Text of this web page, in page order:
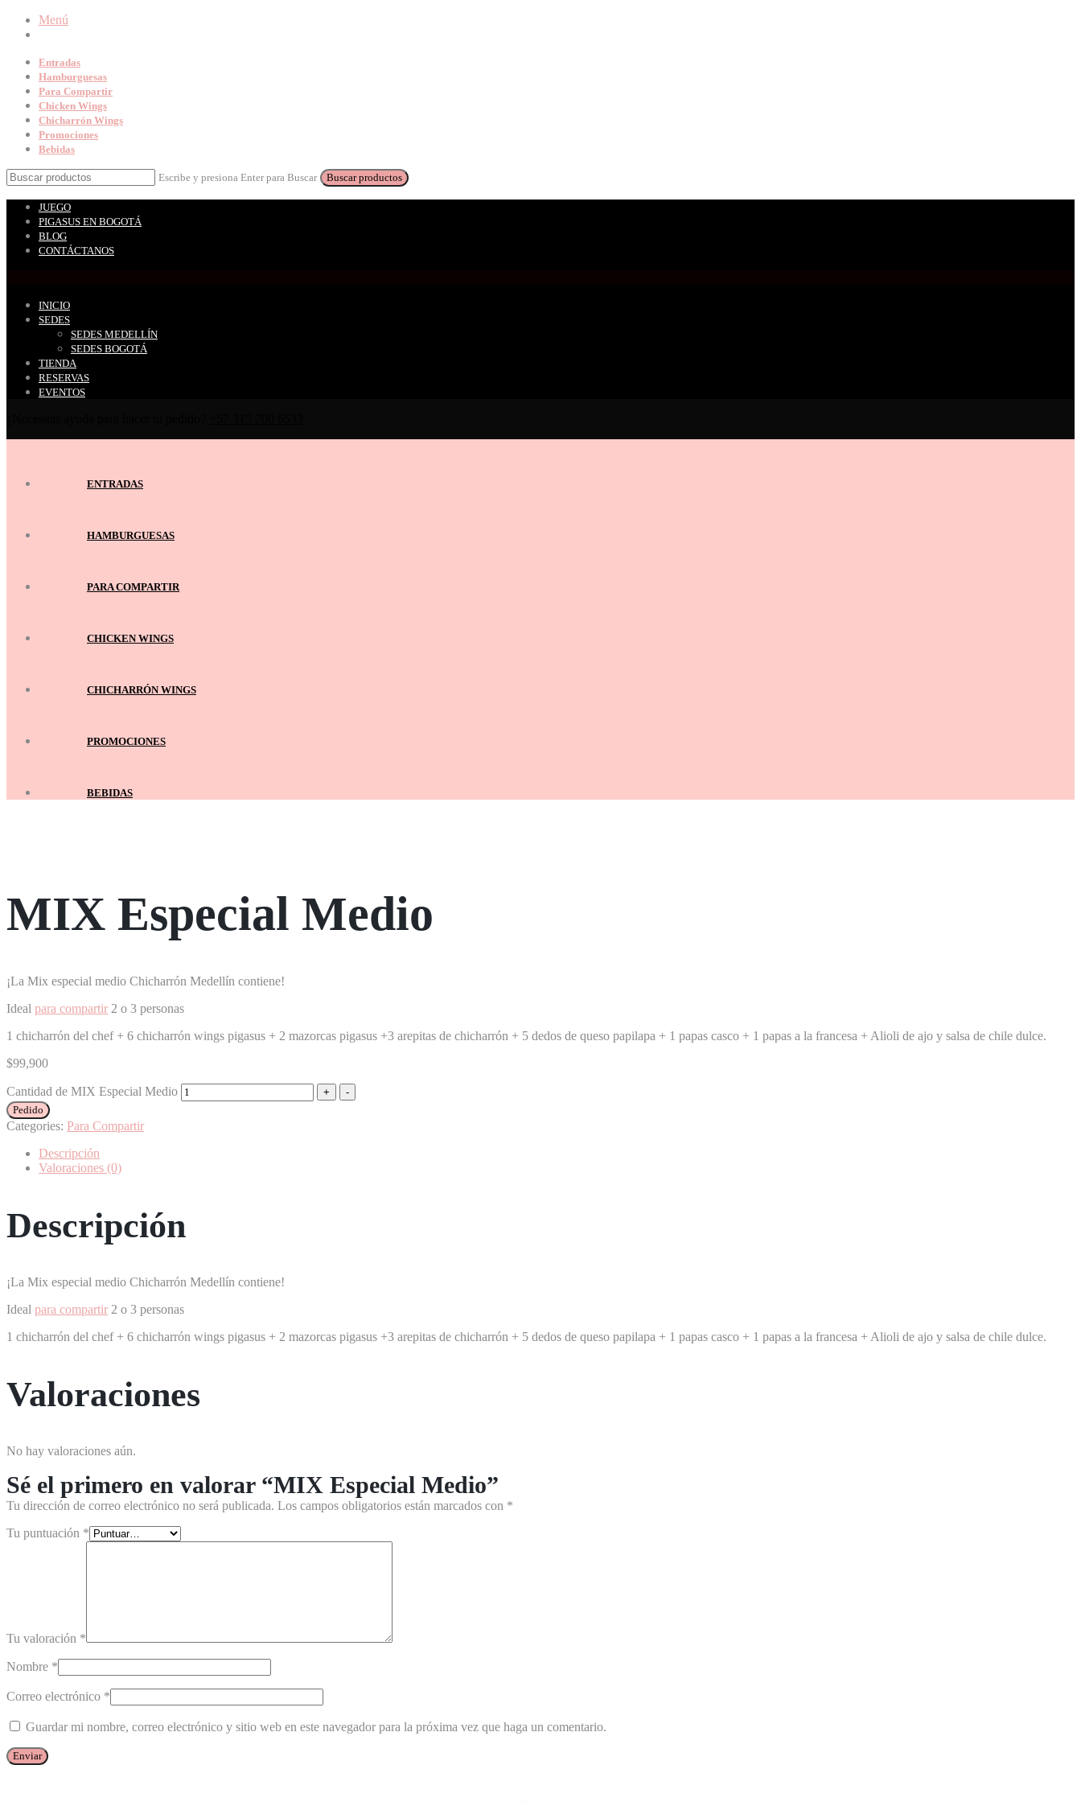
Menú
Entradas
Hamburguesas
Para Compartir
Chicken Wings
Chicharrón Wings
Promociones
Bebidas
Escribe y presiona Enter para Buscar
JUEGO
PIGASUS EN BOGOTÁ
BLOG
CONTÁCTANOS
INICIO
SEDES
SEDES MEDELLÍN
SEDES BOGOTÁ
TIENDA
RESERVAS
EVENTOS
ENTRADAS
HAMBURGUESAS
PARA COMPARTIR
CHICKEN WINGS
CHICHARRÓN WINGS
PROMOCIONES
BEBIDAS
MIX Especial Medio
¡La Mix especial medio Chicharrón Medellín contiene!
Ideal para compartir 2 o 3 personas
1 chicharrón del chef + 6 chicharrón wings pigasus + 2 mazorcas pigasus +3 arepitas de chicharrón + 5 dedos de queso papilapa + 1 papas casco + 1 papas a la francesa + Alioli de ajo y salsa de chile dulce.
$99,900
Cantidad de MIX Especial Medio
Pedido
Categories: Para Compartir
Descripción
Valoraciones (0)
Descripción
¡La Mix especial medio Chicharrón Medellín contiene!
Ideal para compartir 2 o 3 personas
1 chicharrón del chef + 6 chicharrón wings pigasus + 2 mazorcas pigasus +3 arepitas de chicharrón + 5 dedos de queso papilapa + 1 papas casco + 1 papas a la francesa +Alioli de ajo y salsa de chile dulce.
Valoraciones
No hay valoraciones aún.
Sé el primero en valorar “MIX Especial Medio”
Tu dirección de correo electrónico no será publicada. Los campos obligatorios están marcados con *
Tu puntuación *
Tu valoración *
Nombre *
Correo electrónico *
Guardar mi nombre, correo electrónico y sitio web en este navegador para la próxima vez que haga un comentario.